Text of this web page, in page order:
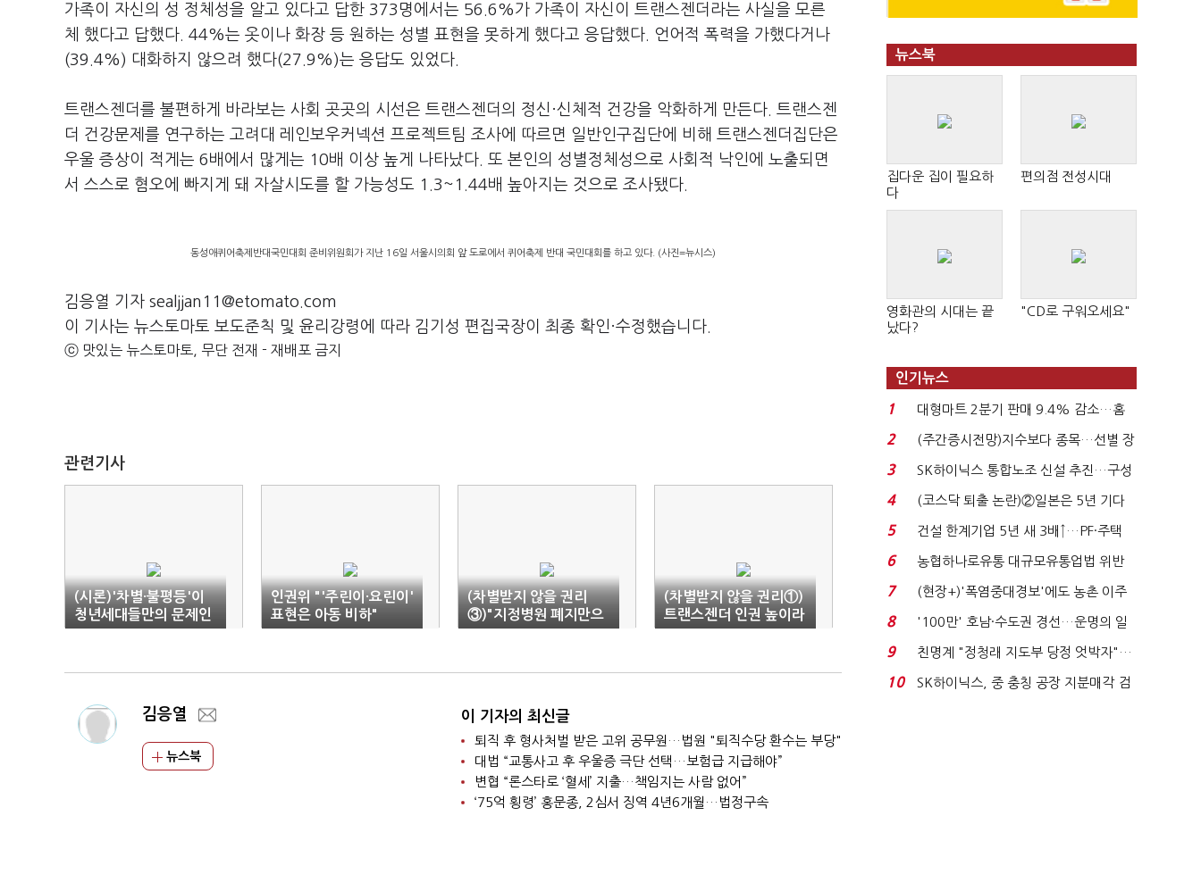
가족이 자신의 성 정체성을 알고 있다고 답한 373명에서는 56.6%가 가족이 자신이 트랜스젠더라는 사실을 모른
체 했다고 답했다. 44%는 옷이나 화장 등 원하는 성별 표현을 못하게 했다고 응답했다. 언어적 폭력을 가했다거나
(39.4%) 대화하지 않으려 했다(27.9%)는 응답도 있었다.
트랜스젠더를 불편하게 바라보는 사회 곳곳의 시선은 트랜스젠더의 정신·신체적 건강을 악화하게 만든다. 트랜스젠
더 건강문제를 연구하는 고려대 레인보우커넥션 프로젝트팀 조사에 따르면 일반인구집단에 비해 트랜스젠더집단은
우울 증상이 적게는 6배에서 많게는 10배 이상 높게 나타났다. 또 본인의 성별정체성으로 사회적 낙인에 노출되면
서 스스로 혐오에 빠지게 돼 자살시도를 할 가능성도 1.3~1.44배 높아지는 것으로 조사됐다.
동성애퀴어축제반대국민대회 준비위원회가 지난 16일 서울시의회 앞 도로에서 퀴어축제 반대 국민대회를 하고 있다. (사진=뉴시스)
김응열 기자 sealjjan11@etomato.com
이 기사는 뉴스토마토 보도준칙 및 윤리강령에 따라 김기성 편집국장이 최종 확인·수정했습니다.
ⓒ 맛있는 뉴스토마토, 무단 전재 - 재배포 금지
관련기사
(시론)'차별·불평등'이
청년세대들만의 문제인
가
인권위 "'주린이·요린이'
표현은 아동 비하"
(차별받지 않을 권리
③)"지정병원 폐지만으
로는 안 돼…의료·주거
(차별받지 않을 권리①)
트랜스젠더 인권 높이라
는데…정신장애 취급하
김응열
뉴스북
이 기자의 최신글
퇴직 후 형사처벌 받은 고위 공무원…법원 "퇴직수당 환수는 부당"
대법 “교통사고 후 우울증 극단 선택…보험급 지급해야”
변협 “론스타로 ‘혈세’ 지출…책임지는 사람 없어”
‘75억 횡령’ 홍문종, 2심서 징역 4년6개월…법정구속
뉴스북
집다운 집이 필요하
다
편의점 전성시대
영화관의 시대는 끝
났다?
"CD로 구워오세요"
인기뉴스
1
대형마트 2분기 판매 9.4% 감소…홈
플러스 사태 여파...
2
(주간증시전망)지수보다 종목…선별 장
세 이어진다...
3
SK하이닉스 통합노조 신설 추진…구성
원 간 성과급 불...
4
(코스닥 퇴출 논란)②일본은 5년 기다
려주는데 우리는 ...
5
건설 한계기업 5년 새 3배↑…PF·주택
침체에 재무 ...
6
농협하나로유통 대규모유통업법 위반
적발…공정위, 과...
7
(현장+)'폭염중대경보'에도 농촌 이주
노동자는 강행군…'야...
8
'100만' 호남·수도권 경선…운명의 일
주일
9
친명계 "정청래 지도부 당정 엇박자"…
친청계 "신천지 오...
10
SK하이닉스, 중 충칭 공장 지분매각 검